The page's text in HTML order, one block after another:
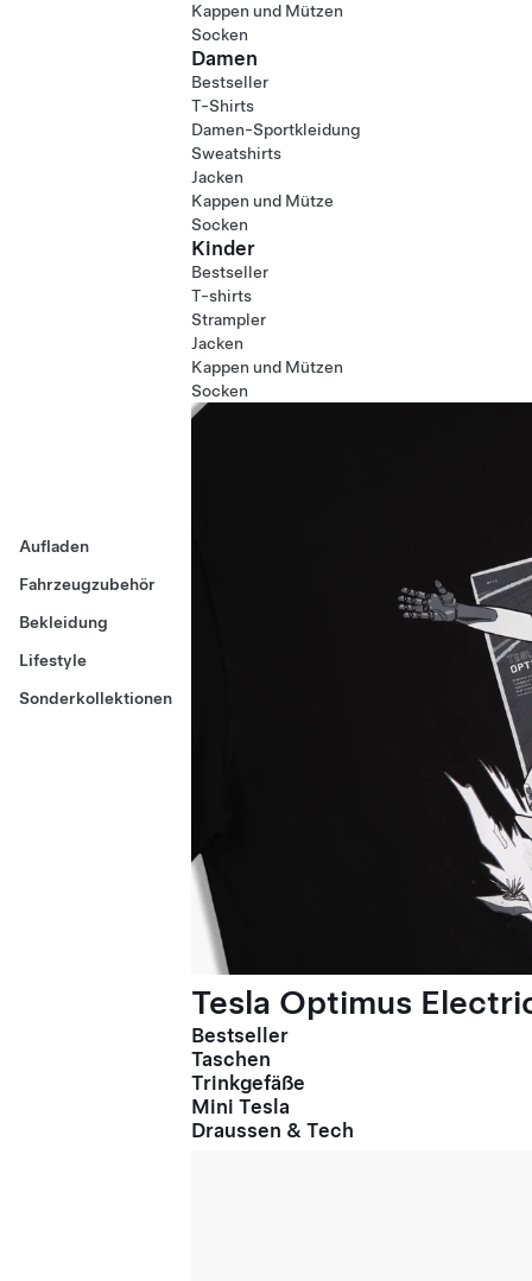
Aufladen
Fahrzeugzubehör
Bekleidung
Lifestyle
Sonderkollektionen
Kappen und Mützen
Socken
Damen
Bestseller
T-Shirts
Damen-Sportkleidung
Sweatshirts
Jacken
Kappen und Mütze
Socken
Kinder
Bestseller
T-shirts
Strampler
Jacken
Kappen und Mützen
Socken
Tesla Optimus
Bestseller
Taschen
Trinkgefäße
Mini Tesla
Draussen & Tech